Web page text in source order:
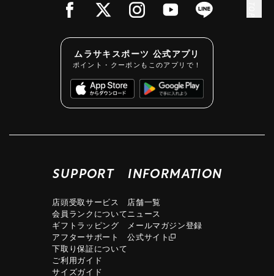
ムラサキスポーツ 公式アプリ
ポイント・クーポンもこのアプリで！
SUPPORT
店頭受取サービス
会員ランクについて
ギフトラッピング
アフターサポート
下取り保証について
ご利用ガイド
サイズガイド
INFORMATION
店舗一覧
ニュース
メールマガジン登録
公式サイト